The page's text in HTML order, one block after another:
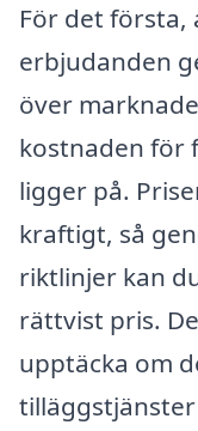
För det
erbjudanden
över
kostnaden för
ligger på.
kraftigt, så
riktlinjer kan
rättvist pris.
upptäcka om
tilläggstjänster